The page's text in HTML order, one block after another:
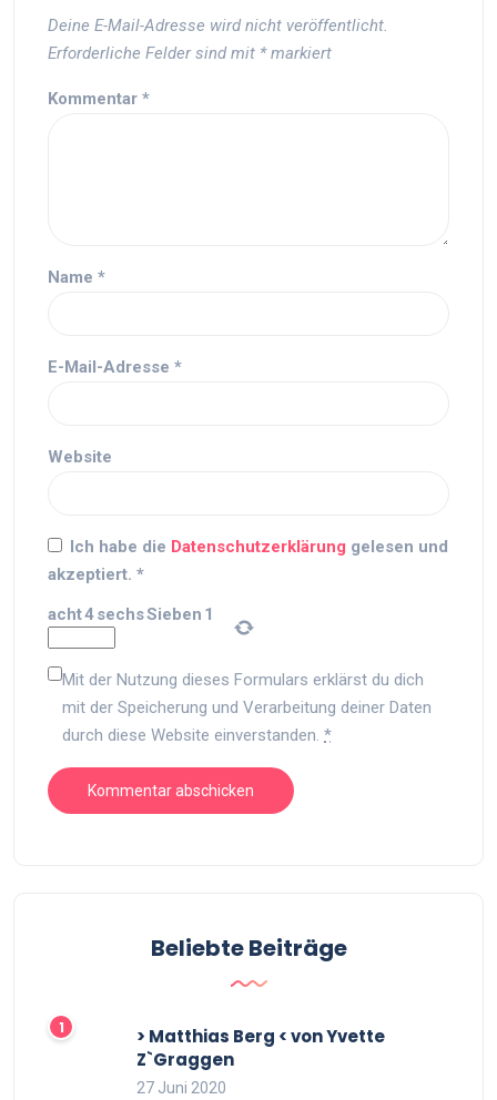
Deine E-Mail-Adresse wird nicht veröffentlicht.
Erforderliche Felder sind mit *markiert
Kommentar *
Name *
E-Mail-Adresse *
Website
Ich habe die Datenschutzerklärung gelesen und
akzeptiert. *
acht4sechsSieben 1
Mit der Nutzung dieses Formulars erklärst du dich
mit der Speicherung und Verarbeitung deiner Daten
durch diese Website einverstanden. *
Beliebte Beiträge
> Matthias Berg < von Yvette
Z`Graggen
27 Juni 2020